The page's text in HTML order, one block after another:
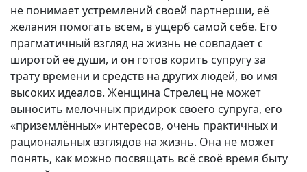
не понимает устремлений своей партнерши, её
желания помогать всем, в ущерб самой себе. Его
прагматичный взгляд на жизнь не совпадает с
широтой её души, и он готов корить супругу за
трату времени и средств на других людей, во имя
высоких идеалов. Женщина Стрелец не может
выносить мелочных придирок своего супруга, его
«приземлённых» интересов, очень практичных и
рациональных взглядов на жизнь. Она не может
понять, как можно посвящать всё своё время быту